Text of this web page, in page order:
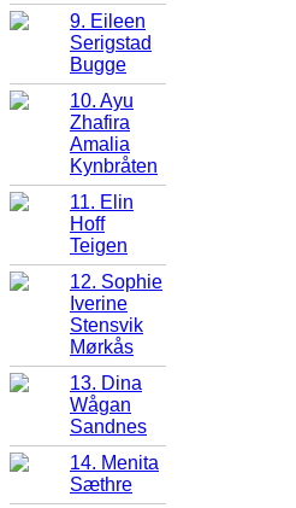
9. Eileen
Serigstad
Bugge
10. Ayu
Zhafira
Amalia
Kynbråten
11. Elin
Hoff
Teigen
12. Sophie
Iverine
Stensvik
Mørkås
13. Dina
Wågan
Sandnes
14. Menita
Sæthre